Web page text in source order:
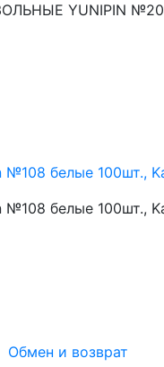
YUNIPIN
белые 100шт.,
белые 100шт.,
Обмен и возврат